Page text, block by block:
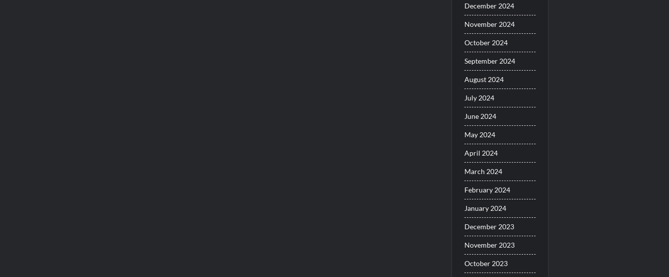
December 2024
November 2024
October 2024
September 2024
August 2024
July 2024
June 2024
May 2024
April 2024
March 2024
February 2024
January 2024
December 2023
November 2023
October 2023